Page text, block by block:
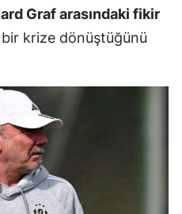
Graf arasındaki fikir
krize dönüştüğünü